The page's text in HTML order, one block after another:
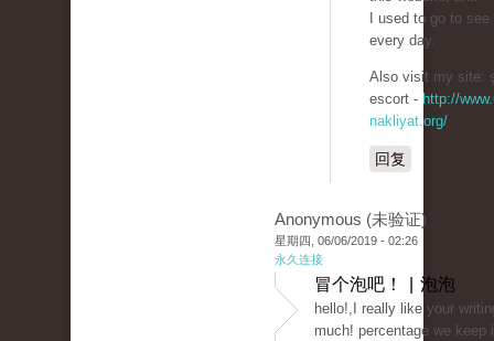
I used to go to
every day.
Also visit my site:
escort - http://
nakliyat.org/
回复
Anonymous (未验证)
星期四, 06/06/2019 - 02:26
永久连接
冒个泡吧！ | 泡泡
hello!,I really like your
much! percentage we keep